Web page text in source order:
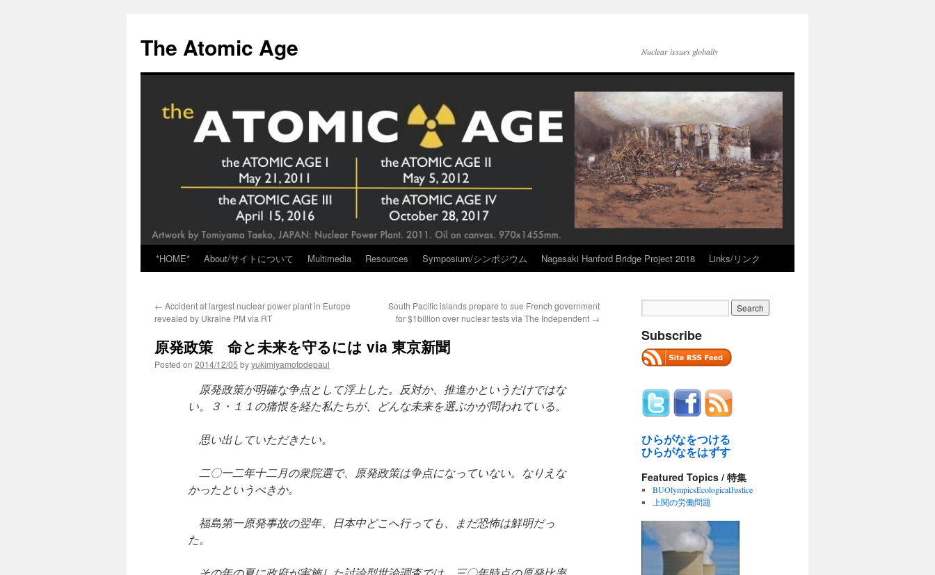
content
The Atomic Age Nuclear issues globally
*HOME* About/サイトについて Multimedia Resources Symposium/シンポジウム Nagasaki Hanford Bridge Project 2018 Links/リンク
← Accident at largest nuclear power plant in Europe
revealed by Ukraine PM via RT
South Pacific islands prepare to sue French government
for $1billion over nuclear tests via The Independent →
原発政策 命と未来を守るには via 東京新聞
Posted on 2014/12/05 byyukimiyamotodepaul
原発政策が明確な争点として浮上した。反対か、推進かというだけではな
い。３・１１の痛恨を経た私たちが、どんな未来を選ぶかが問われている。
思い出していただきたい。
二〇一二年十二月の衆院選で、原発政策は争点になっていない。なりえな
かったというべきか。
福島第一原発事故の翌年、日本中どこへ行っても、まだ恐怖は鮮明だっ
た。
Subscribe
ひらがなをつける
ひらがなをはずす
Featured Topics / 特集
BUOlympicsEcologicalJustice
上関の労働問題